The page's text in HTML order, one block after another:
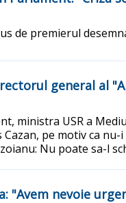
de premierul
general al
ministra USR a
pe motiv ca
Nu poate sa-l
"Avem nevoie